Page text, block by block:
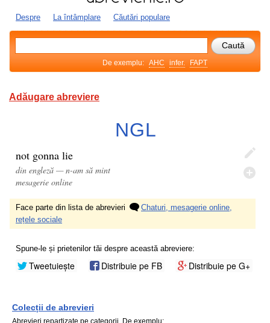
Despre La întâmplare Căutări populare
De exemplu: AHC infer. FAPT
Adăugare abreviere
NGL
not gonna lie
din engleză — n-am să mint
mesagerie online
Face parte din lista de abrevieri
Chaturi, mesagerie online,
rețele sociale
Spune-le și prietenilor tăi despre această abreviere:
Tweetuiește Distribuie pe FB Distribuie pe G+
Colecții de abrevieri
Abrevieri repartizate pe categorii. De exemplu: